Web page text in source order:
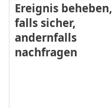
Ereignis beheben,
falls sicher,
andernfalls
nachfragen